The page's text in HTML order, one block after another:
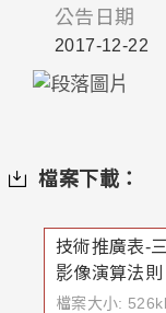
公告日期
2017-12-22
檔案下載：
技術推廣表-
影像演算法則
檔案大小: